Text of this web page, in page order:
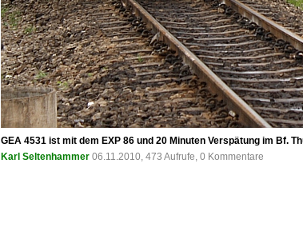
GEA 4531 ist mit dem EXP 86 und 20 Minuten Verspätung im Bf.
Karl Seltenhammer 06.11.2010, 473 Aufrufe, 0 Kommentare